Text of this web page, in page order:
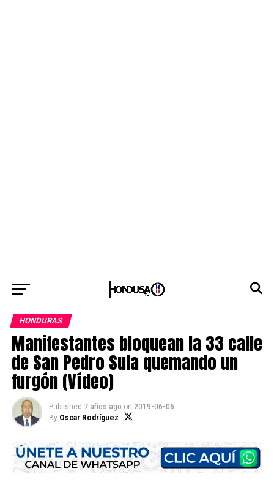
HONDURAS
Manifestantes bloquean la 33 calle
de San Pedro Sula quemando un
furgón (Vídeo)
Published 7 años ago on 2019-06-06
By Oscar Rodríguez